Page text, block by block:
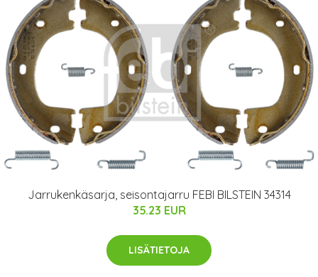
Jarrukenkäsarja, seisontajarru FEBI BILSTEIN 34314
35.23 EUR
LISÄTIETOJA